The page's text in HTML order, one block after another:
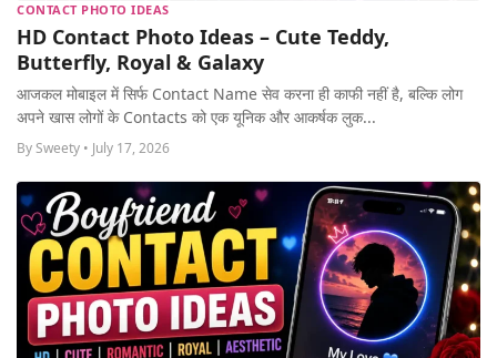
CONTACT NAME IDEAS
MORE
CONTACT PHOTO IDEAS
HD Contact Photo Ideas – Cute Teddy,
Butterfly, Royal & Galaxy
आजकल मोबाइल में सिर्फ Contact Name सेव करना ही काफी नहीं है, बल्कि लोग
अपने खास लोगों के Contacts को एक यूनिक और आकर्षक लुक...
By Sweety • July 17, 2026